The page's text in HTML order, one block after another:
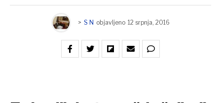
> S N objavljeno 12 srpnja, 2016